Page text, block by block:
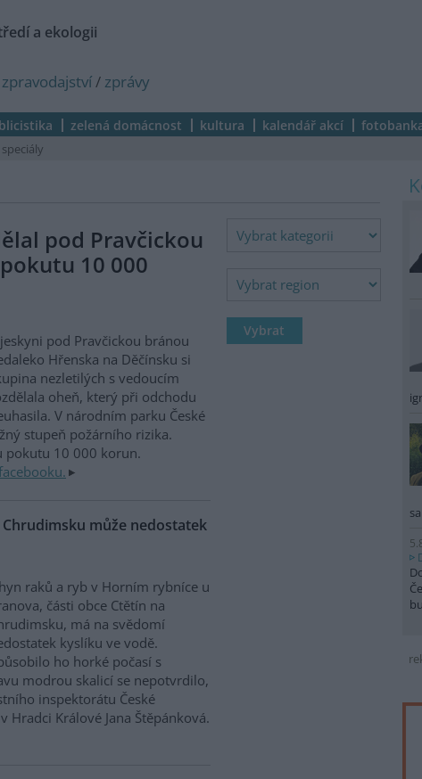
a ekologii
zpravodajství/ zprávy
zelená domácnost kultura kalendář akcí
speciály
pod Pravčickou
10 000
pod Pravčickou bránou
Hřenska na Děčínsku si
nezletilých s vedoucím
oheň, který při odchodu
V národním parku České
stupeň požárního rizika.
pokutu 10 000 korun.
může nedostatek
raků a ryb v Horním rybníce u
části obce Ctětín na
má na svědomí
kyslíku ve vodě.
ho horké počasí s
modrou skalicí se nepotvrdilo,
inspektorátu České
Hradci Králové Jana Štěpánková.